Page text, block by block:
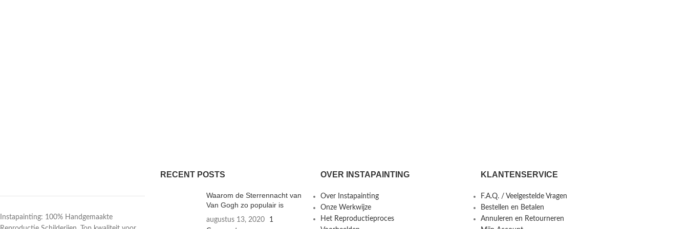
Instapainting: 100% Handgemaakte
RECENT POSTS
Waarom de Sterrennacht van
Van Gogh zo populair is
augustus 13, 2020
1
OVER INSTAPAINTING
Over Instapainting
Onze Werkwijze
Het Reproductieproces
KLANTENSERVICE
F.A.Q. / Veelgestelde Vragen
Bestellen en Betalen
Annuleren en Retourneren